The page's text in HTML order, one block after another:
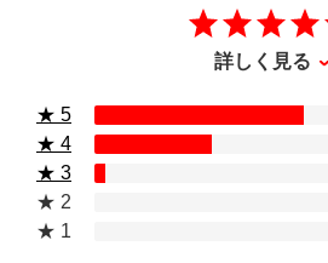
詳しく見る
★ 5
★ 4
★ 3
★ 2
★ 1